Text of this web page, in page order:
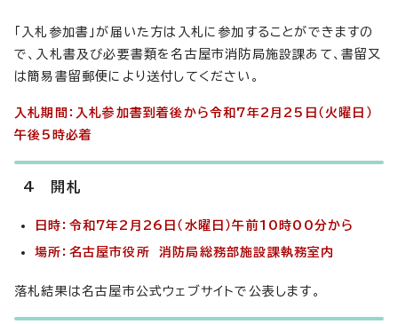
「入札参加書」が届いた方は入札に参加することができますの
で、入札書及び必要書類を名古屋市消防局施設課あて、書留又
は簡易書留郵便により送付してください。
入札期間：入札参加書到着後から令和7年2月25日（火曜日）
午後5時必着
4 開札
日時：令和7年2月26日（水曜日）午前10時00分から
場所：名古屋市役所 消防局総務部施設課執務室内
落札結果は名古屋市公式ウェブサイトで公表します。